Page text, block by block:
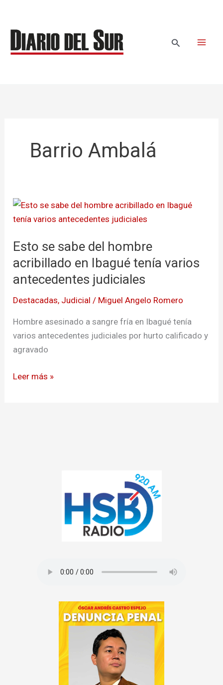
contenido
Buscar
Barrio Ambalá
Esto se sabe del hombre
acribillado en Ibagué tenía varios
antecedentes judiciales
Destacadas, Judicial / Miguel Angelo Romero
Hombre asesinado a sangre fría en Ibagué tenía
varios antecedentes judiciales por hurto calificado y
agravado
Esto
se
del
hombre
acribillado
Ibagué
Leer más »